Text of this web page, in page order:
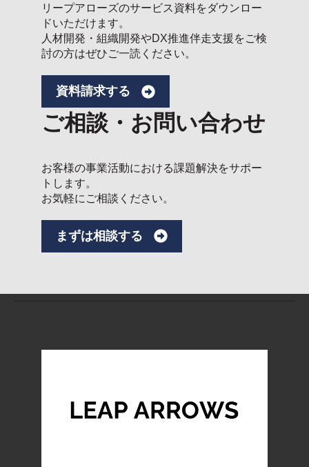
リープアローズのサービス資料をダウンロー
ドいただけます。
人材開発・組織開発やDX推進伴走支援をご検
討の方はぜひご一読ください。
資料請求する
ご相談・お問い合わせ
お客様の事業活動における課題解決をサポー
トします。
お気軽にご相談ください。
まずは相談する